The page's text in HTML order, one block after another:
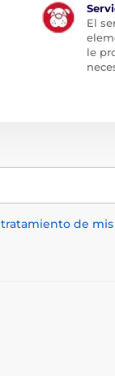
El
le
tratamiento de